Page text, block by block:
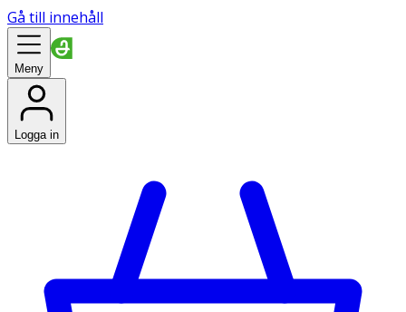
Gå till innehåll
Meny
Logga in